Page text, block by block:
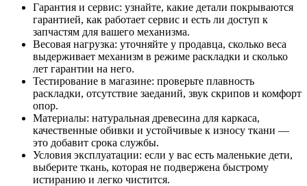
Гарантия и сервис: узнайте, какие детали покрываются
гарантией, как работает сервис и есть ли доступ к
запчастям для вашего механизма.
Весовая нагрузка: уточняйте у продавца, сколько веса
выдерживает механизм в режиме раскладки и сколько
лет гарантии на него.
Тестирование в магазине: проверьте плавность
раскладки, отсутствие заеданий, звук скрипов и комфорт
опор.
Материалы: натуральная древесина для каркаса,
качественные обивки и устойчивые к износу ткани —
это добавит срока службы.
Условия эксплуатации: если у вас есть маленькие дети,
выберите ткань, которая не подвержена быстрому
истиранию и легко чистится.